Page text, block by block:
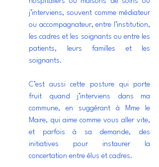
j’interviens, souvent comme médiateur
ou accompagnateur, entre l’institution,
les cadres et les soignants ou entre les
patients, leurs familles et les
soignants.
C’est aussi cette posture qui porte
fruit quand j’interviens dans ma
commune, en suggérant à Mme le
Maire, qui aime comme vous aller vite,
et parfois à sa demande, des
initiatives pour instaurer la
concertation entre élus et cadres.